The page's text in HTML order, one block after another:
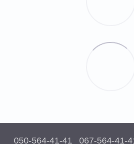
050-564-41-41 067-564-41-